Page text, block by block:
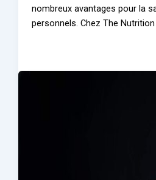
nombreux avantages pour la
personnels. Chez The